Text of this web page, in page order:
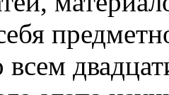
всем